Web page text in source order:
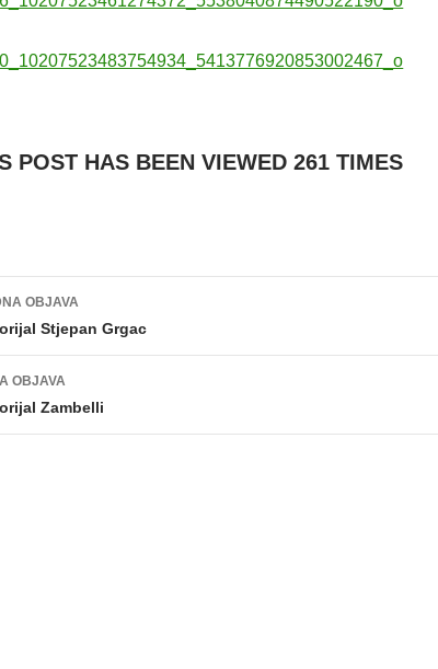
POST HAS BEEN VIEWED261 TIMES
OBJAVA
Stjepan Grgac
OBJAVA
Zambelli